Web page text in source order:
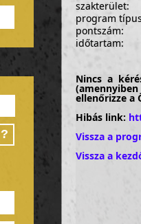
?
szakterület:
program
pontszám:
időtartam:
Nincs a
ellenőrizze a
Hibás link:
Vissza a
Vissza a